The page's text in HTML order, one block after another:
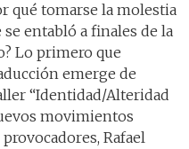
qué tomarse la molestia
entabló a finales de la
Lo primero que
emerge de
“Identidad/Alteridad
movimientos
Rafael